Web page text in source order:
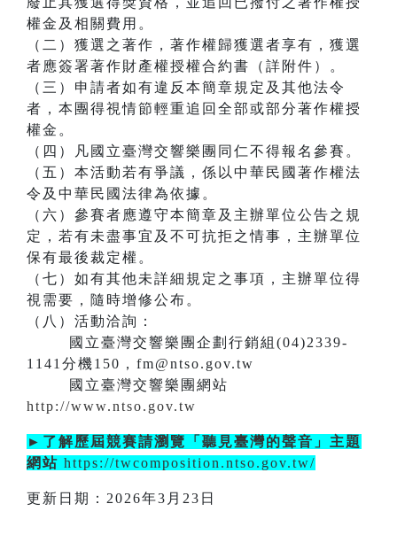
權金及相關費用。
（二）獲選之著作，著作權歸獲選者享有，獲選
者應簽署著作財產權授權合約書（詳附件）。
（三）申請者如有違反本簡章規定及其他法令
者，本團得視情節輕重追回全部或部分著作權授
權金。
（四）凡國立臺灣交響樂團同仁不得報名參賽。
（五）本活動若有爭議，係以中華民國著作權法
令及中華民國法律為依據。
（六）參賽者應遵守本簡章及主辦單位公告之規
定，若有未盡事宜及不可抗拒之情事，主辦單位
保有最後裁定權。
（七）如有其他未詳細規定之事項，主辦單位得
視需要，隨時增修公布。
（八）活動洽詢：
國立臺灣交響樂團企劃行銷組(04)2339-
1141分機150，fm@ntso.gov.tw
國立臺灣交響樂團網站
http://www.ntso.gov.tw
►了解歷屆競賽請瀏覽「聽見臺灣的聲音」主題
網站 https://twcomposition.ntso.gov.tw/
更新日期：2026年3月23日